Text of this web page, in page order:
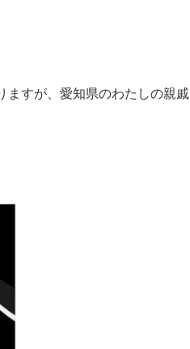
ますが、愛知県のわたしの親戚